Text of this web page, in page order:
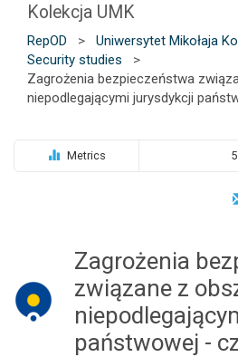
Kolekcja UMK
RepOD > Uniwersytet Mikołaja
Security studies
>
Zagrożenia bezpieczeństwa
niepodlegającymi jurysdykcji
Metrics
Zagrożenia
związane z
państwowej -